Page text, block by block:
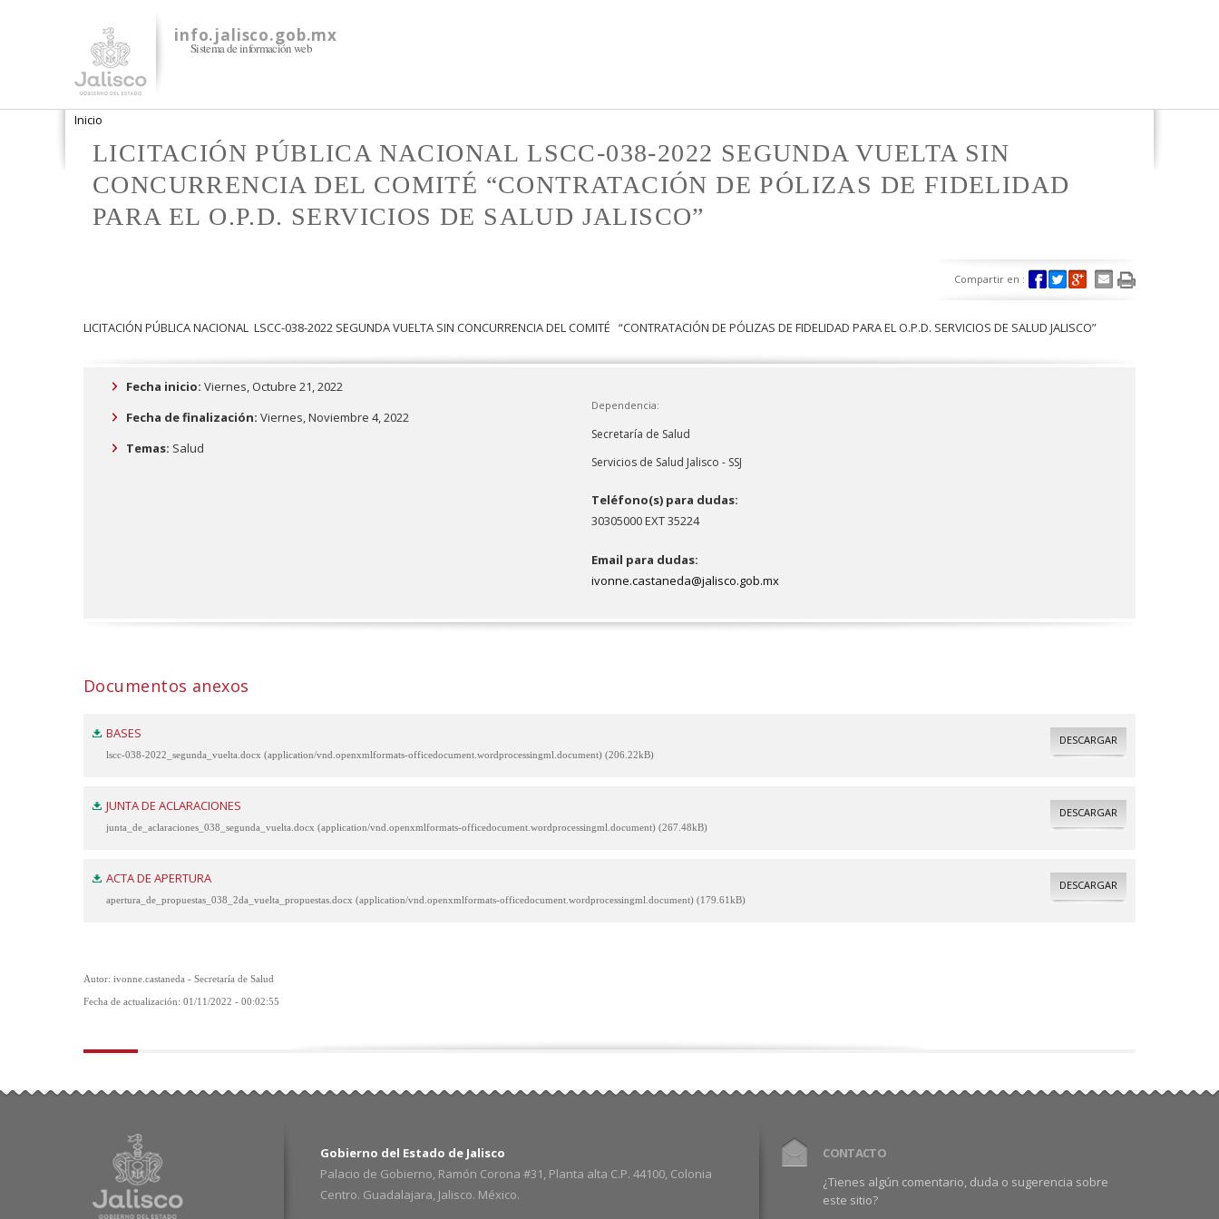
info.jalisco.gob.mx
Sistema de información web
Se encuentra usted aquí
Inicio
LICITACIÓN PÚBLICA NACIONAL LSCC-038-2022 SEGUNDA VUELTA SIN
CONCURRENCIA DEL COMITÉ “CONTRATACIÓN DE PÓLIZAS DE FIDELIDAD
PARA EL O.P.D. SERVICIOS DE SALUD JALISCO”
Compartir en :
LICITACIÓN PÚBLICA NACIONAL LSCC-038-2022 SEGUNDA VUELTA SIN CONCURRENCIA DEL COMITÉ “CONTRATACIÓN DE PÓLIZAS DE FIDELIDAD PARA EL O.P.D. SERVICIOS DE SALUD JALISCO”
Fecha inicio: Viernes, Octubre 21, 2022
Fecha de finalización: Viernes, Noviembre 4, 2022
Temas: Salud
Dependencia:
Secretaría de Salud
Servicios de Salud Jalisco - SSJ
Teléfono(s) para dudas:
30305000 EXT 35224
Email para dudas:
ivonne.castaneda@jalisco.gob.mx
Documentos anexos
BASES
lscc-038-2022_segunda_vuelta.docx (application/vnd.openxmlformats-officedocument.wordprocessingml.document) (206.22kB)
DESCARGAR
JUNTA DE ACLARACIONES
junta_de_aclaraciones_038_segunda_vuelta.docx (application/vnd.openxmlformats-officedocument.wordprocessingml.document) (267.48kB)
DESCARGAR
ACTA DE APERTURA
apertura_de_propuestas_038_2da_vuelta_propuestas.docx (application/vnd.openxmlformats-officedocument.wordprocessingml.document) (179.61kB)
DESCARGAR
Autor: ivonne.castaneda - Secretaría de Salud
Fecha de actualización: 01/11/2022 - 00:02:55
Gobierno del Estado de Jalisco
Palacio de Gobierno, Ramón Corona #31, Planta alta C.P. 44100, Colonia
Centro. Guadalajara, Jalisco. México.
CONTACTO
¿Tienes algún comentario, duda o sugerencia sobre
este sitio?